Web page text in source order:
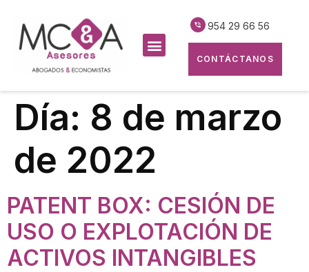
954 29 66 56
CONTÁCTANOS
Día: 8 de marzo
de 2022
PATENT BOX: CESIÓN DE
USO O EXPLOTACIÓN DE
ACTIVOS INTANGIBLES